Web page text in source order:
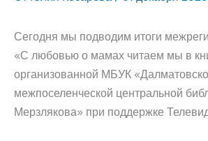
Сегодня мы подводим итоги
«С любовью о мамах читаем мы в
организованной МБУК
межпоселенческой центральной
Мерзлякова» при поддержке